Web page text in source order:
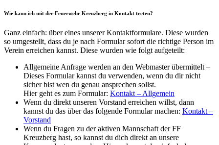
Wie kann ich mit der Feuerwehr Kreuzberg in Kontakt treten?
Ganz einfach: über eines unserer Kontaktformulare. Diese wurden
so umgestellt, dass du je nach Formular sofort die richtige Person im
Verein erreichen kannst. Diese wurden wie folgt aufgeteilt:
Allgemeine Anfrage werden an den Webmaster übermittelt –
Dieses Formular kannst du verwenden, wenn du dir nicht
sicher bist wen du genau ansprechen sollst.
Hier geht es zum Formular: Kontakt – Allgemein
Wenn du direkt unseren Vorstand erreichen willst, dann
kannst du das über das folgende Formular machen: Kontakt –
Vorstand
Wenn du Fragen zu der aktiven Mannschaft der FF
Kreuzberg hast, so kannst du dich direkt an unsere